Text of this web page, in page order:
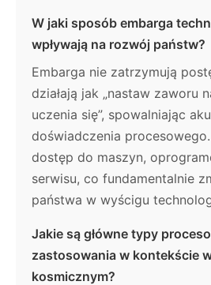
W jaki sposób embarga
wpływają na rozwój państw?
Embarga nie zatrzymują
działają jak „nastaw zaworu
uczenia się”, spowalniając
doświadczenia
dostęp do maszyn,
serwisu, co fundamentalnie
państwa w wyścigu
Jakie są główne typy
zastosowania w kontekście
kosmicznym?